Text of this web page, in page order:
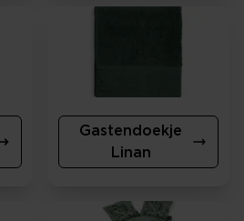
Gastendoekje
Linan